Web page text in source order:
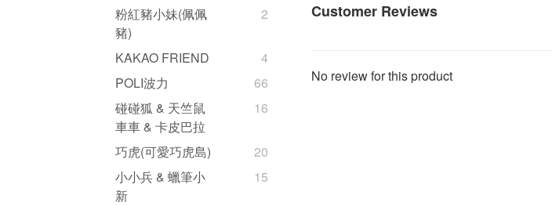
粉紅豬小妹(佩佩
豬)
2
KAKAO FRIEND
4
POLI波力
66
碰碰狐 & 天竺鼠
車車 & 卡皮巴拉
16
巧虎(可愛巧虎島)
20
小小兵 & 蠟筆小
新
15
Customer Reviews
No review for this product